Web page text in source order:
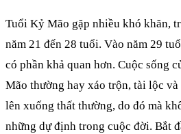
Tuổi Kỷ Mão gặp nhiều khó khăn,
năm 21 đến 28 tuổi. Vào năm 29
có phần khả quan hơn. Cuộc sống
Mão thường hay xáo trộn, tài lộc
lên xuống thất thường, do đó mà
những dự định trong cuộc đời. Bắt